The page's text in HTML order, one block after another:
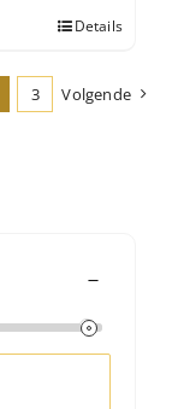
Details
3 Volgende